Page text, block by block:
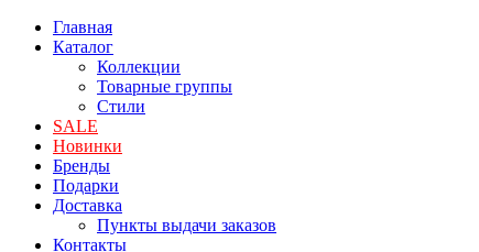
Главная
Каталог
Коллекции
Товарные группы
Стили
SALE
Новинки
Бренды
Подарки
Доставка
Пункты выдачи заказов
Контакты